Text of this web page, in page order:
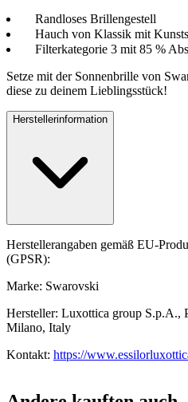
Randloses Brillengestell
Hauch von Klassik mit
Filterkategorie 3 mit 85 %
Setze mit der Sonnenbrille von
diese zu deinem Lieblingsstück!
Herstellerinformation
Herstellerangaben gemäß EU-
(GPSR):
Marke: Swarovski
Hersteller: Luxottica group S.p.A.,
Milano, Italy
Kontakt: https://